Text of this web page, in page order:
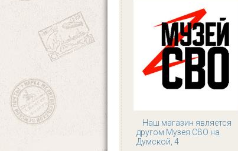
Наш магазин является
другом Музея СВО на
Думской, 4